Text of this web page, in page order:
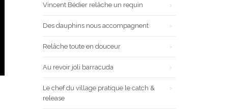
Vincent Bédier relâche un requin
Des dauphins nous accompagnent
Relâche toute en douceur
Au revoir joli barracuda
Le chef du village pratique le catch &
release